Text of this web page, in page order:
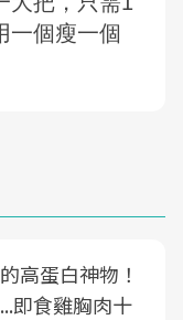
高蛋白神物！
即食雞胸肉十